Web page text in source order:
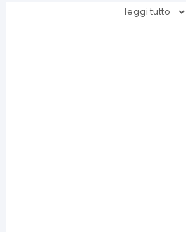
leggi tutto